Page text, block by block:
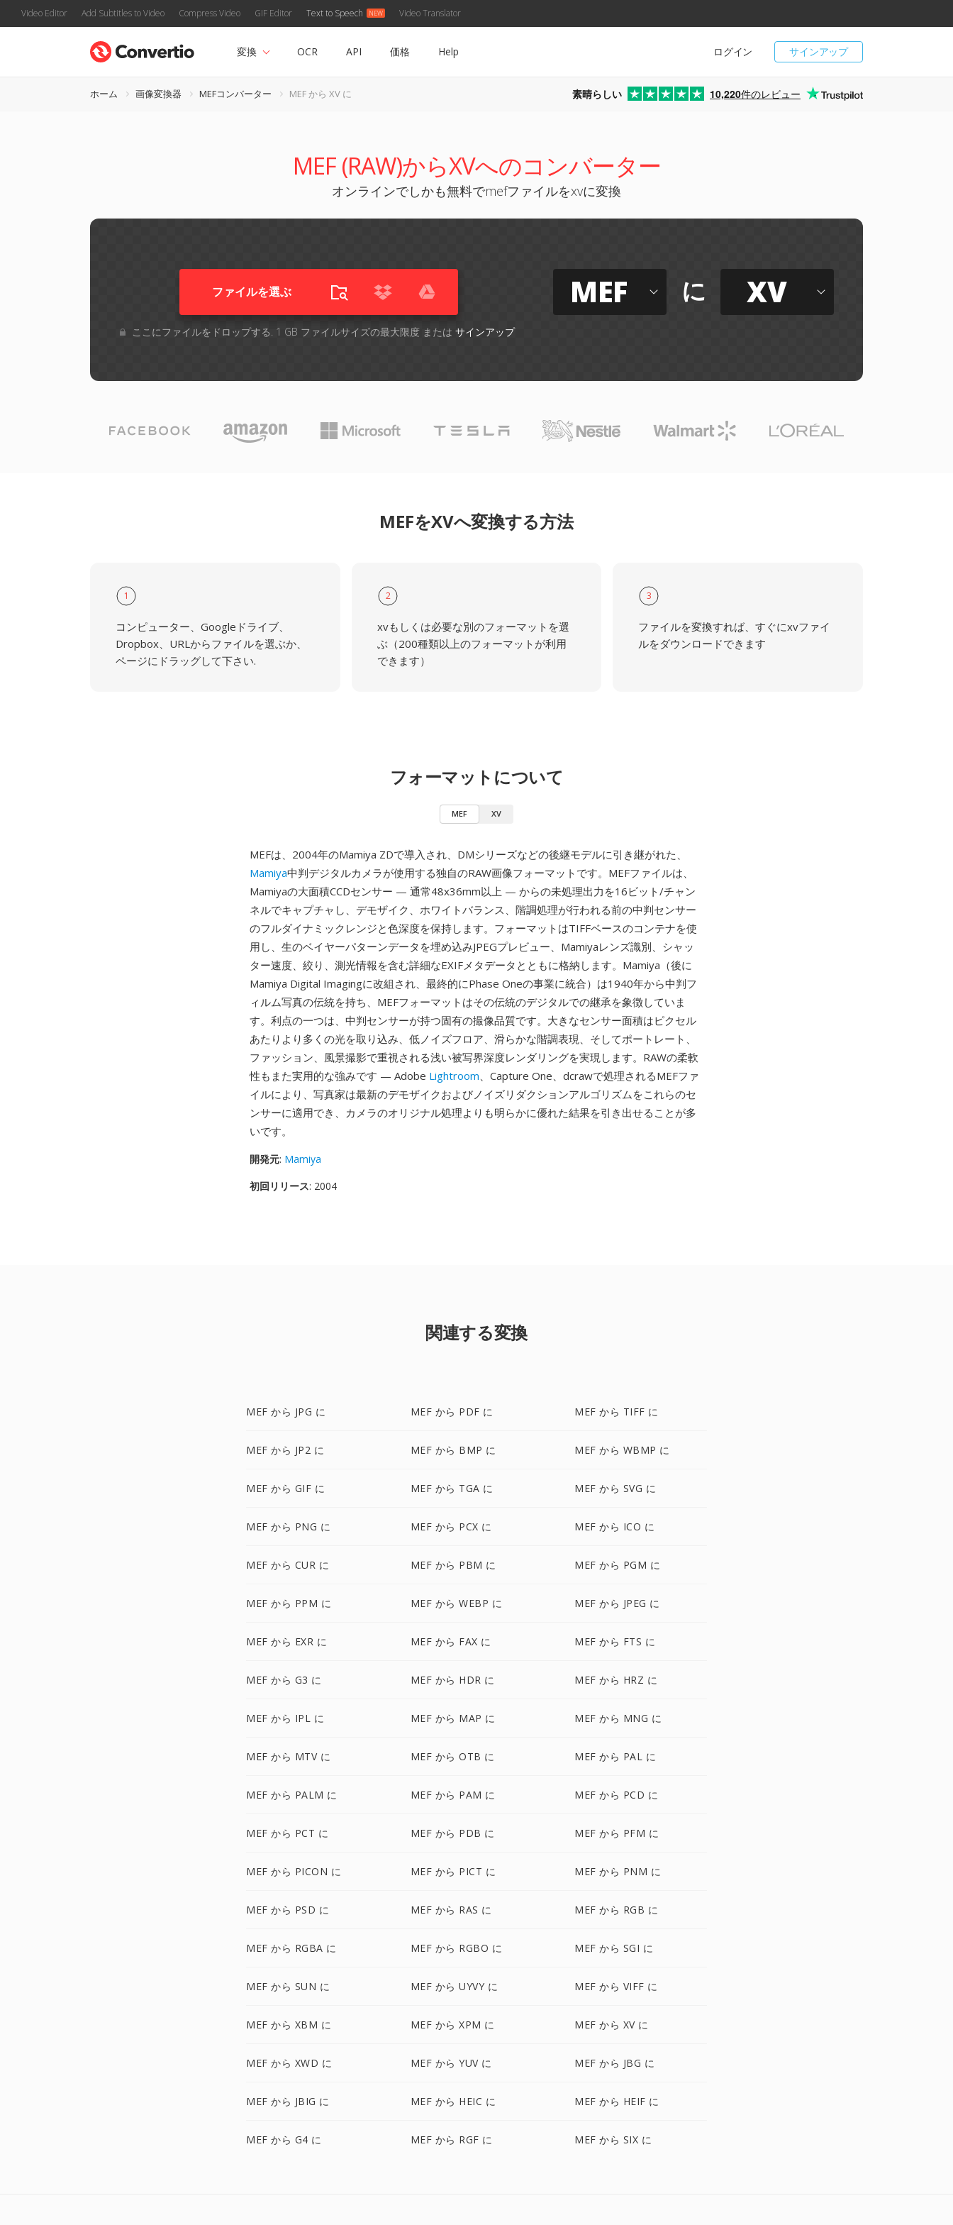
Video Editor Add Subtitles to Video Compress Video GIF Editor Text to Speech Video Translator
サインアップ
ログイン
変換 OCR API 価格 Help
ホーム 画像変換器 MEFコンバーター MEF から XV に 素晴らしい 10,220件のレビュー
MEF (RAW)からXVへのコンバーター
オンラインでしかも無料でmefファイルをxvに変換
ファイルを選ぶ
ここにファイルをドロップする. 1 GB ファイルサイズの最大限度 または サインアップ
MEF に XV
MEFをXVへ変換する方法
1
コンピューター、Googleドライブ、
Dropbox、URLからファイルを選ぶか、
ページにドラッグして下さい.
2
xvもしくは必要な別のフォーマットを選
ぶ（200種類以上のフォーマットが利用
できます）
3
ファイルを変換すれば、すぐにxvファイ
ルをダウンロードできます
フォーマットについて
MEF XV
MEFは、2004年のMamiya ZDで導入され、DMシリーズなどの後継モデルに引き継がれた、
Mamiya中判デジタルカメラが使用する独自のRAW画像フォーマットです。MEFファイルは、
Mamiyaの大面積CCDセンサー — 通常48x36mm以上 — からの未処理出力を16ビット/チャン
ネルでキャプチャし、デモザイク、ホワイトバランス、階調処理が行われる前の中判センサー
のフルダイナミックレンジと色深度を保持します。フォーマットはTIFFベースのコンテナを使
用し、生のベイヤーパターンデータを埋め込みJPEGプレビュー、Mamiyaレンズ識別、シャッ
ター速度、絞り、測光情報を含む詳細なEXIFメタデータとともに格納します。Mamiya（後に
Mamiya Digital Imagingに改組され、最終的にPhase Oneの事業に統合）は1940年から中判フ
ィルム写真の伝統を持ち、MEFフォーマットはその伝統のデジタルでの継承を象徴していま
す。利点の一つは、中判センサーが持つ固有の撮像品質です。大きなセンサー面積はピクセル
あたりより多くの光を取り込み、低ノイズフロア、滑らかな階調表現、そしてポートレート、
ファッション、風景撮影で重視される浅い被写界深度レンダリングを実現します。RAWの柔軟
性もまた実用的な強みです — Adobe Lightroom、Capture One、dcrawで処理されるMEFファ
イルにより、写真家は最新のデモザイクおよびノイズリダクションアルゴリズムをこれらのセ
ンサーに適用でき、カメラのオリジナル処理よりも明らかに優れた結果を引き出せることが多
いです。
開発元: Mamiya
初回リリース: 2004
関連する変換
MEF から JPG に MEF から PDF に MEF から TIFF に
MEF から JP2 に MEF から BMP に MEF から WBMP に
MEF から GIF に MEF から TGA に MEF から SVG に
MEF から PNG に MEF から PCX に MEF から ICO に
MEF から CUR に MEF から PBM に MEF から PGM に
MEF から PPM に MEF から WEBP に MEF から JPEG に
MEF から EXR に MEF から FAX に MEF から FTS に
MEF から G3 に MEF から HDR に MEF から HRZ に
MEF から IPL に MEF から MAP に MEF から MNG に
MEF から MTV に MEF から OTB に MEF から PAL に
MEF から PALM に MEF から PAM に MEF から PCD に
MEF から PCT に MEF から PDB に MEF から PFM に
MEF から PICON に MEF から PICT に MEF から PNM に
MEF から PSD に MEF から RAS に MEF から RGB に
MEF から RGBA に MEF から RGBO に MEF から SGI に
MEF から SUN に MEF から UYVY に MEF から VIFF に
MEF から XBM に MEF から XPM に MEF から XV に
MEF から XWD に MEF から YUV に MEF から JBG に
MEF から JBIG に MEF から HEIC に MEF から HEIF に
MEF から G4 に MEF から RGF に MEF から SIX に